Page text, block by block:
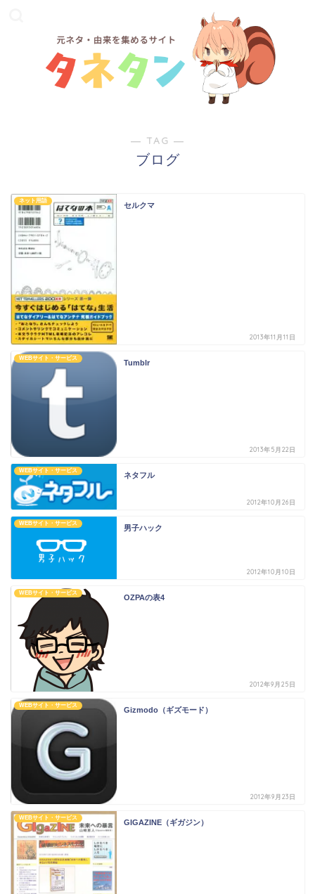
― TAG ―
ブログ
ネット用語
セルクマ
2013年11月11日
WEBサイト・サービス
Tumblr
2013年5月22日
WEBサイト・サービス
ネタフル
2012年10月26日
WEBサイト・サービス
男子ハック
2012年10月10日
WEBサイト・サービス
OZPAの表4
2012年9月25日
WEBサイト・サービス
Gizmodo（ギズモード）
2012年9月23日
WEBサイト・サービス
GIGAZINE（ギガジン）